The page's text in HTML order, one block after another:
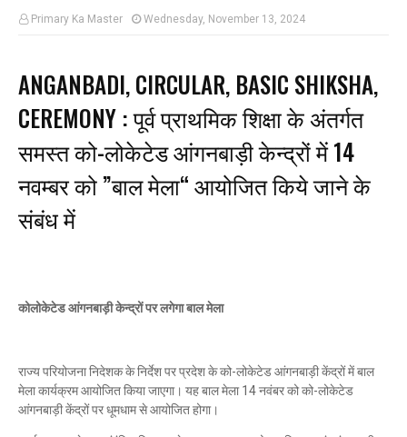
Primary Ka Master Wednesday, November 13, 2024
ANGANBADI, CIRCULAR, BASIC SHIKSHA,
CEREMONY : पूर्व प्राथमिक शिक्षा के अंतर्गत
समस्त को-लोकेटेड आंगनबाड़ी केन्द्रों में 14
नवम्बर को ”बाल मेला“ आयोजित किये जाने के
संबंध में
कोलोकेटेड आंगनबाड़ी केन्द्रों पर लगेगा बाल मेला
राज्य परियोजना निदेशक के निर्देश पर प्रदेश के को-लोकेटेड आंगनबाड़ी केंद्रों में बाल
मेला कार्यक्रम आयोजित किया जाएगा। यह बाल मेला 14 नवंबर को को-लोकेटेड
आंगनबाड़ी केंद्रों पर धूमधाम से आयोजित होगा।